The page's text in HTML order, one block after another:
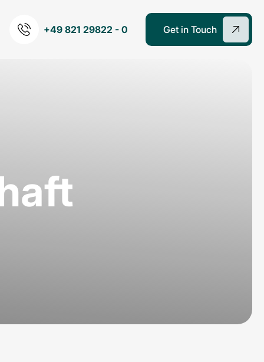
+49 821 29822 - 0 Get in Touch